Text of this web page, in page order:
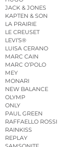
JACK & JONES
KAPTEN & SON
LA PRAIRIE
LE CREUSET
LEVI’S®
LUISA CERANO
MARC CAIN
MARC O’POLO
MEY
MONARI
NEW BALANCE
OLYMP
ONLY
PAUL GREEN
RAFFAELLO ROSSI
RAINKISS
REPLAY